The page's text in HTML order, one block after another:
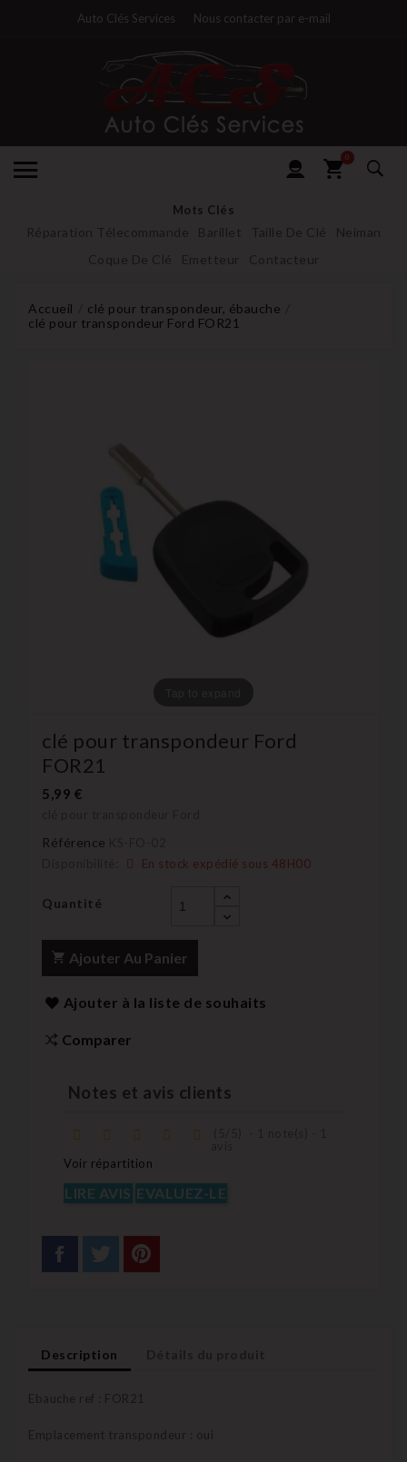
Auto Clés Services Nous contacter par e-mail
0
Mots Clés
Réparation Télecommande Barillet Taille De Clé
Neiman
Coque De Clé
Emetteur Contacteur
Accueil
clé pour transpondeur, ébauche
clé pour transpondeur Ford FOR21
clé pour transpondeur Ford
FOR21
5,99 €
Référence
En stock expédié sous 48H00
Quantité
Ajouter Au Panier
Ajouter à la liste de souhaits
Comparer
Notes et avis clients
Voir répartition
LIRE AVIS EVALUEZ-LE
Description
Ebauche ref : FOR21
Emplacement transpondeur : oui